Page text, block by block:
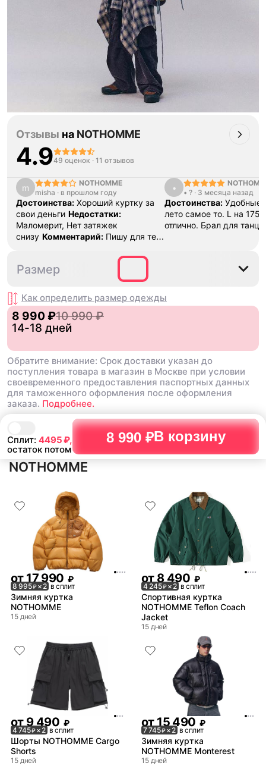
Сплит: 4495₽,
остаток потом
8 990 ₽В корзину
Отзывы на NOTHOMME
4.949 оценок · 11 отзывов
m
NOTHOMME
misha · в прошлом году
Достоинства: Хороший куртку за
свои деньги Недостатки:
Маломерит, Нет затяжек
снизу Комментарий: Пишу для тех
маломерит сильно. Со своими 186,
всегда брал L, но тут прям
маловата по длине и в рукавах.
•
• ? · 3 месяца назад
Достоинства: Удобные,
лето самое то. L на 175
отлично. Брал для
Размер
Как определить размер одежды
8 990 ₽10 990 ₽
14-18 дней
Обратите внимание: Срок доставки указан до
поступления товара в магазин в Москве при условии
своевременного предоставления паспортных данных
для таможенного оформления после оформления
заказа. Подробнее.
NOTHOMME
от 17 990 ₽
8 995₽× 2 в сплит
Зимняя куртка
NOTHOMME
15 дней
от 8 490 ₽
4 245₽× 2 в сплит
Спортивная куртка
NOTHOMME Teflon Coach
Jacket
15 дней
от9 490 ₽
4 745₽× 2 в сплит
Шорты NOTHOMME Cargo
Shorts
15 дней
от15 490 ₽
7 745₽× 2 в сплит
Зимняя куртка
NOTHOMME Monterest
15 дней